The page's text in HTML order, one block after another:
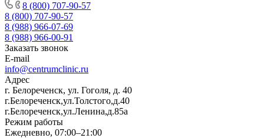
8 (800) 707-90-57
8 (800) 707-90-57
8 (988) 966-07-69
8 (988) 966-00-91
Заказать звонок
E-mail
info@centrumclinic.ru
Адрес
г. Белореченск, ул. Гоголя, д. 40
г.Белореченск,ул.Толстого,д.40
г.Белореченск,ул.Ленина,д.85а
Режим работы
Ежедневно, 07:00–21:00